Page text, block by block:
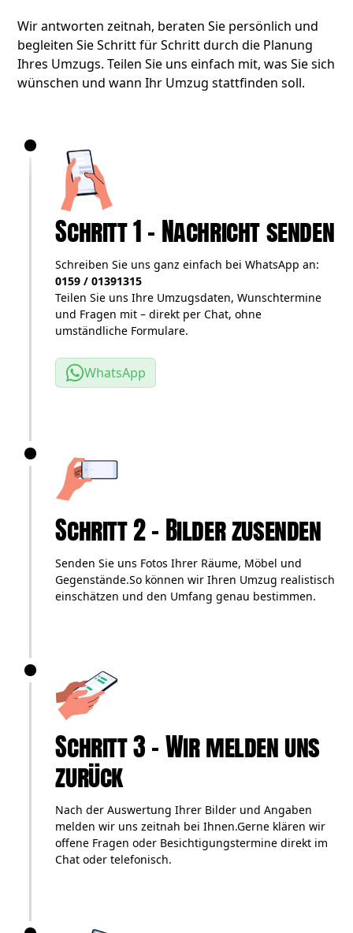
Wir antworten zeitnah, beraten Sie persönlich und
begleiten Sie Schritt für Schritt durch die Planung
Ihres Umzugs. Teilen Sie uns einfach mit, was Sie sich
wünschen und wann Ihr Umzug stattfinden soll.
Schritt 1 – Nachricht senden
Schreiben Sie uns ganz einfach bei WhatsApp an:
0159 / 01391315
Teilen Sie uns Ihre Umzugsdaten, Wunschtermine
und Fragen mit – direkt per Chat, ohne
umständliche Formulare.
WhatsApp
Schritt 2 – Bilder zusenden
Senden Sie uns Fotos Ihrer Räume, Möbel und
Gegenstände.So können wir Ihren Umzug realistisch
einschätzen und den Umfang genau bestimmen.
Schritt 3 – Wir melden uns
zurück
Nach der Auswertung Ihrer Bilder und Angaben
melden wir uns zeitnah bei Ihnen.Gerne klären wir
offene Fragen oder Besichtigungstermine direkt im
Chat oder telefonisch.